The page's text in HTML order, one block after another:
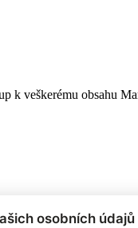
k veškerému obsahu
osobních údajů